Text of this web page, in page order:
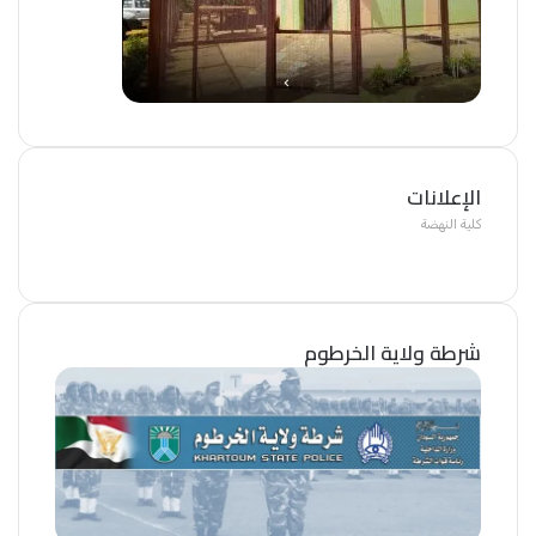
الإعلانات
كلية النهضة
شرطة ولاية الخرطوم